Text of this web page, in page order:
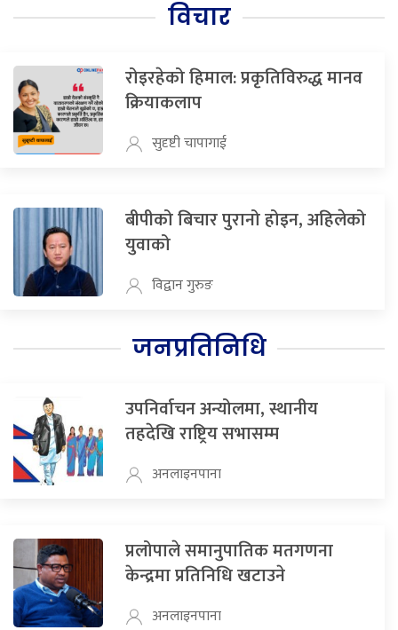
विचार
रोइरहेको हिमाल: प्रकृतिविरुद्ध मानव
क्रियाकलाप
सुदृष्टी चापागाई
बीपीको बिचार पुरानो होइन, अहिलेको
युवाको
विद्वान गुरुङ
जनप्रतिनिधि
उपनिर्वाचन अन्योलमा, स्थानीय
तहदेखि राष्ट्रिय सभासम्म
अनलाइनपाना
प्रलोपाले समानुपातिक मतगणना
केन्द्रमा प्रतिनिधि खटाउने
अनलाइनपाना